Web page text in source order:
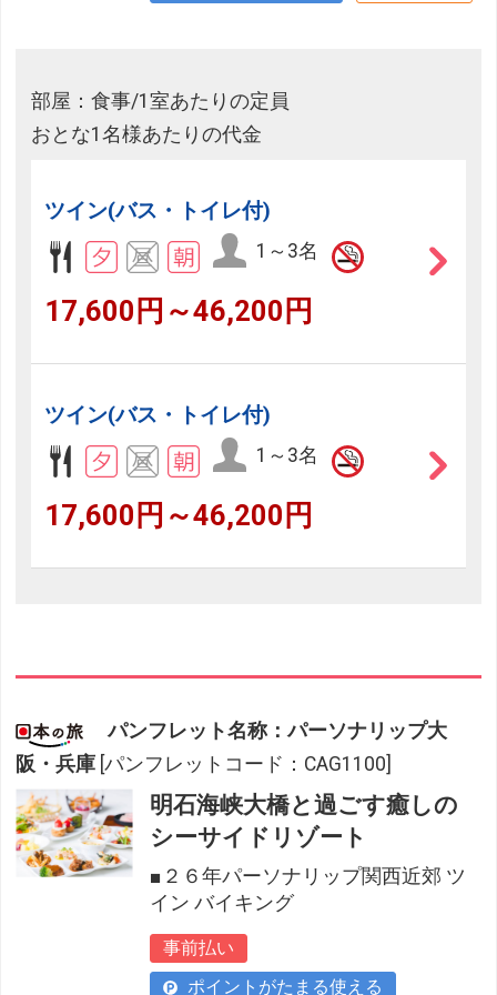
部屋：食事/1室あたりの定員
おとな1名様あたりの代金
ツイン(バス・トイレ付)
1～3名
17,600円～46,200円
ツイン(バス・トイレ付)
1～3名
17,600円～46,200円
パンフレット名称：パーソナリップ大
阪・兵庫 [パンフレットコード：CAG1100]
明石海峡大橋と過ごす癒しの
シーサイドリゾート
■２６年パーソナリップ関西近郊 ツ
イン バイキング
事前払い
ポイントがたまる使える